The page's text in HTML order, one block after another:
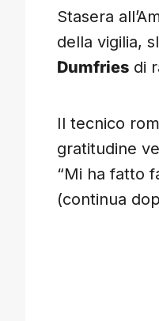
Stasera
della vigilia,
Dumfries di
Il tecnico
gratitudine
“Mi ha fatto
(continua